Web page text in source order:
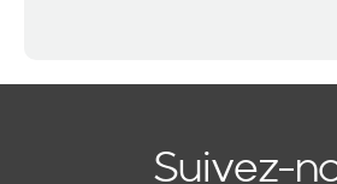
Suivez-